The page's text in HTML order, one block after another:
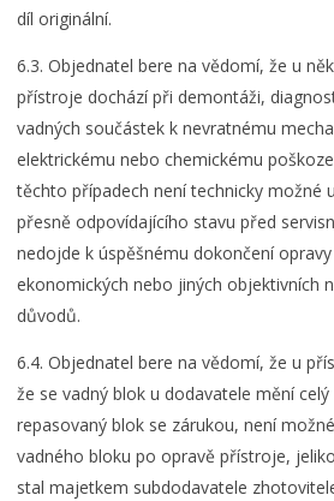
díl originální.
6.3. Objednatel bere na vědomí, že u
přístroje dochází při demontáži,
vadných součástek k nevratnému
elektrickému nebo chemickému
těchto případech není technicky možné
přesně odpovídajícího stavu před
nedojde k úspěšnému dokončení
ekonomických nebo jiných objektivních
důvodů.
6.4. Objednatel bere na vědomí, že u
že se vadný blok u dodavatele mění
repasovaný blok se zárukou, není
vadného bloku po opravě přístroje,
stal majetkem subdodavatele